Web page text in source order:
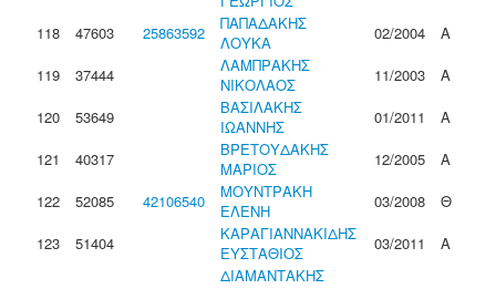
118
47603 25863592
ΠΑΠΑΔΑΚΗΣ
ΛΟΥΚΑ
02/2004
Α
119
37444
ΛΑΜΠΡΑΚΗΣ
ΝΙΚΟΛΑΟΣ
11/2003
Α
120
53649
ΒΑΣΙΛΑΚΗΣ
ΙΩΑΝΝΗΣ
01/2011
Α
121
40317
ΒΡΕΤΟΥΔΑΚΗΣ
ΜΑΡΙΟΣ
12/2005
Α
122
52085 42106540
ΜΟΥΝΤΡΑΚΗ
ΕΛΕΝΗ
03/2008
Θ
123
51404
ΚΑΡΑΓΙΑΝΝΑΚΙΔΗΣ
ΕΥΣΤΑΘΙΟΣ
03/2011 Α
ΔΙΑΜΑΝΤΑΚΗΣ